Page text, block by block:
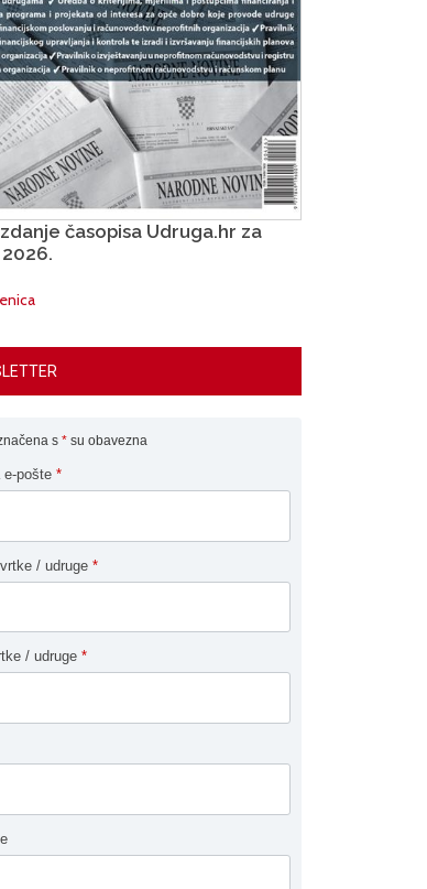
časopisa Udruga.hr za
s * su obavezna
e-pošte *
/ udruge *
/ udruge *